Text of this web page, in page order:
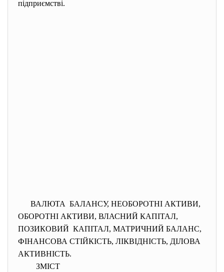
підприємстві.
ВАЛЮТА БАЛАНСУ, НЕОБОРОТНІ АКТИВИ,
ОБОРОТНІ АКТИВИ, ВЛАСНИЙ КАПІТАЛ,
ПОЗИКОВИЙ КАПІТАЛ, МАТРИЧНИЙ БАЛАНС,
ФІНАНСОВА СТІЙКІСТЬ, ЛІКВІДНІСТЬ, ДІЛОВА
АКТИВНІСТЬ.
ЗМІСТ